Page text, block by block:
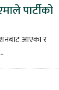
पार्टीको
आएका र